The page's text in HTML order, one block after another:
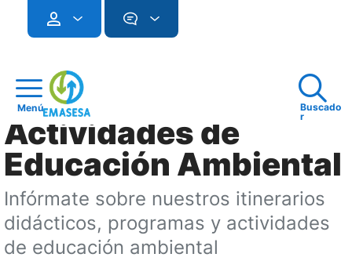
Menú
Buscado
r
Actividades de
Educación Ambiental
Infórmate sobre nuestros itinerarios
didácticos, programas y actividades
de educación ambiental